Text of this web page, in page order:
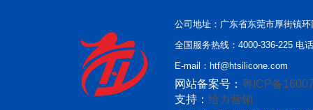
公司地址：广东省东莞市厚街镇
全国服务热线：4000-336-225 电
E-mail：htf@htsilicone.com
网站备案号： 粤ICP备
支持： 给力营销